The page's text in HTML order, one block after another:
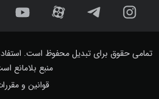
تمامی حقوق برای تبدیل محفوظ است.
منبع بلامانع
قوانین و